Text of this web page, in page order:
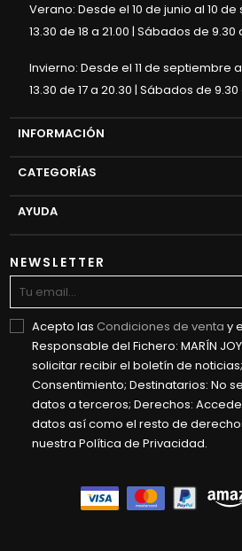
Verano: Desde el 10 de junio al 10
13.30 de 18 a 21.00 | Sábados de 9.30
Invierno: Desde el 11 de septiembre
13.30 de 17 a 20.30 | Sábados de 9.30
INFORMACIÓN
CATEGORÍAS
AYUDA
NEWSLETTER
Acepto las Condiciones de venta y
Responsable del Fichero: MARÍN
solicitar recibir el boletín de
Consentimiento; Destinatarios: No
datos a terceros; Derechos:
datos así como el resto de
nuestra Política de Privacidad.